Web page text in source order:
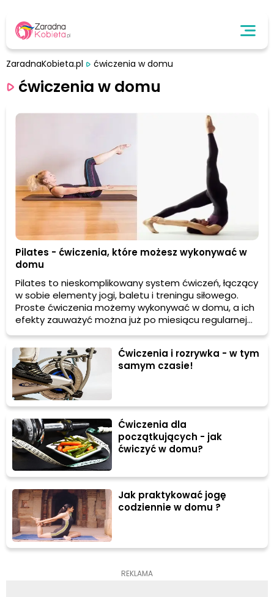
ZaradnaKobieta.pl ćwiczenia w domu
ćwiczenia w domu
Pilates - ćwiczenia, które możesz wykonywać w
domu
Pilates to nieskomplikowany system ćwiczeń, łączący
w sobie elementy jogi, baletu i treningu siłowego.
Proste ćwiczenia możemy wykonywać w domu, a ich
efekty zauważyć można już po miesiącu regularnej
aktywności! Dlaczego warto ćwiczyć pilates w
domowym zaciszu? Odpowiadamy!
Ćwiczenia i rozrywka - w tym
samym czasie!
Ćwiczenia dla
początkujących - jak
ćwiczyć w domu?
Jak praktykować jogę
codziennie w domu ?
REKLAMA